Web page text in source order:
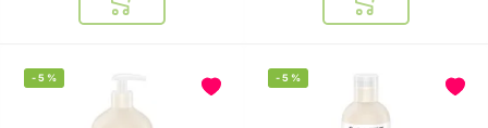
In den Warenkorb In den
-5 % -5 %